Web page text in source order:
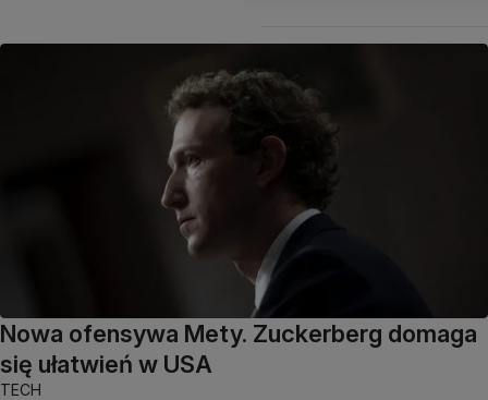
Nowa ofensywa Mety. Zuckerberg domaga
się ułatwień w USA
TECH